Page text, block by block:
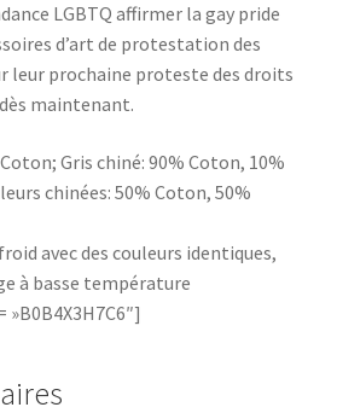
LGBTQ affirmer la gay pride
d’art de protestation des
leur prochaine proteste des droits
maintenant.
Gris chiné: 90% Coton, 10%
chinées: 50% Coton, 50%
avec des couleurs identiques,
à basse température